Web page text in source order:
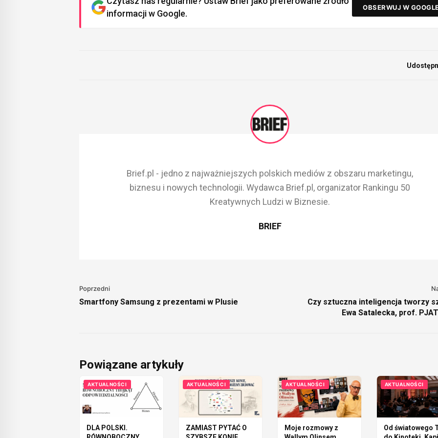
informacji w Google.
OBSERWUJ W
Brief.pl - jedno z najważniejszych polskich mediów z obszaru marketingu,
biznesu i nowych technologii. Wydawca Brief.pl, organizator Rankingu 50
Kreatywnych Ludzi w Biznesie.
BRIEF
Poprzedni
Smartfony Samsung z prezentami w Plusie
Czy sztuczna inteligencja tworzy
Ewa Satalecka, prof.
Powiązane artykuły
AKTUALNOŚCI
DLA POLSKI.
AKTUALNOŚCI
ZAMIAST PYTAĆ O
AKTUALNOŚCI
Moje rozmowy z
AKTUALNOŚCI
Od światowego